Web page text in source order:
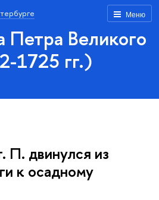
Меню
Петра Великого
1725 гг.)
П. двинулся из
к осадному